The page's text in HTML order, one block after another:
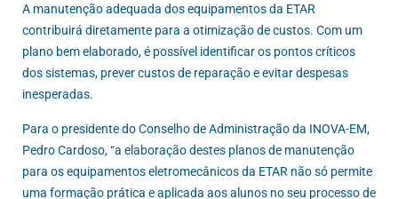
A manutenção adequada dos equipamentos da ETAR
contribuirá diretamente para a otimização de custos. Com um
plano bem elaborado, é possível identificar os pontos críticos
dos sistemas, prever custos de reparação e evitar despesas
inesperadas.
Para o presidente do Conselho de Administração da INOVA-EM,
Pedro Cardoso, “a elaboração destes planos de manutenção
para os equipamentos eletromecânicos da ETAR não só permite
uma formação prática e aplicada aos alunos no seu processo de